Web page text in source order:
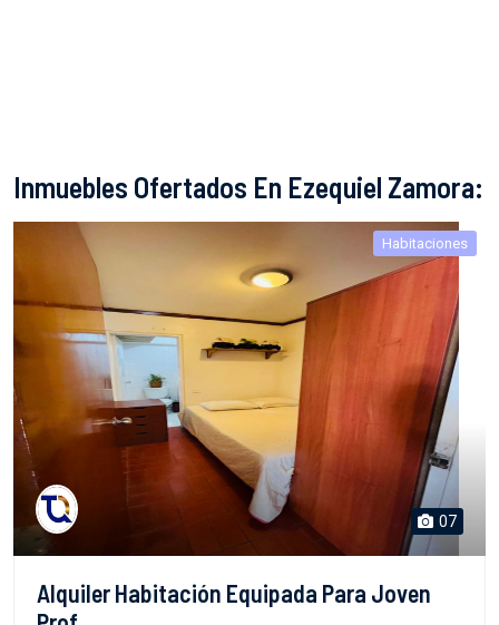
Inmuebles Ofertados En Ezequiel Zamora:
Habitaciones
07
Alquiler Habitación Equipada Para Joven